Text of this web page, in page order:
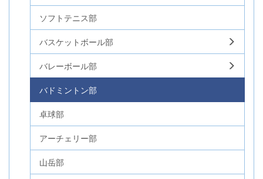
ソフトテニス部
バスケットボール部
バレーボール部
バドミントン部
卓球部
アーチェリー部
山岳部